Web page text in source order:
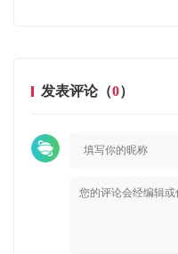
发表评论（0）